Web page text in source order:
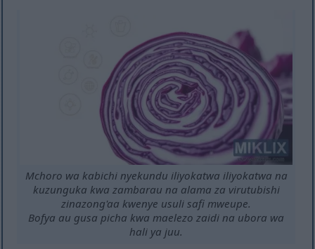
Mchoro wa kabichi nyekundu iliyokatwa iliyokatwa na
kuzunguka kwa zambarau na alama za virutubishi
zinazong'aa kwenye usuli safi mweupe.
Bofya au gusa picha kwa maelezo zaidi na ubora wa
hali ya juu.